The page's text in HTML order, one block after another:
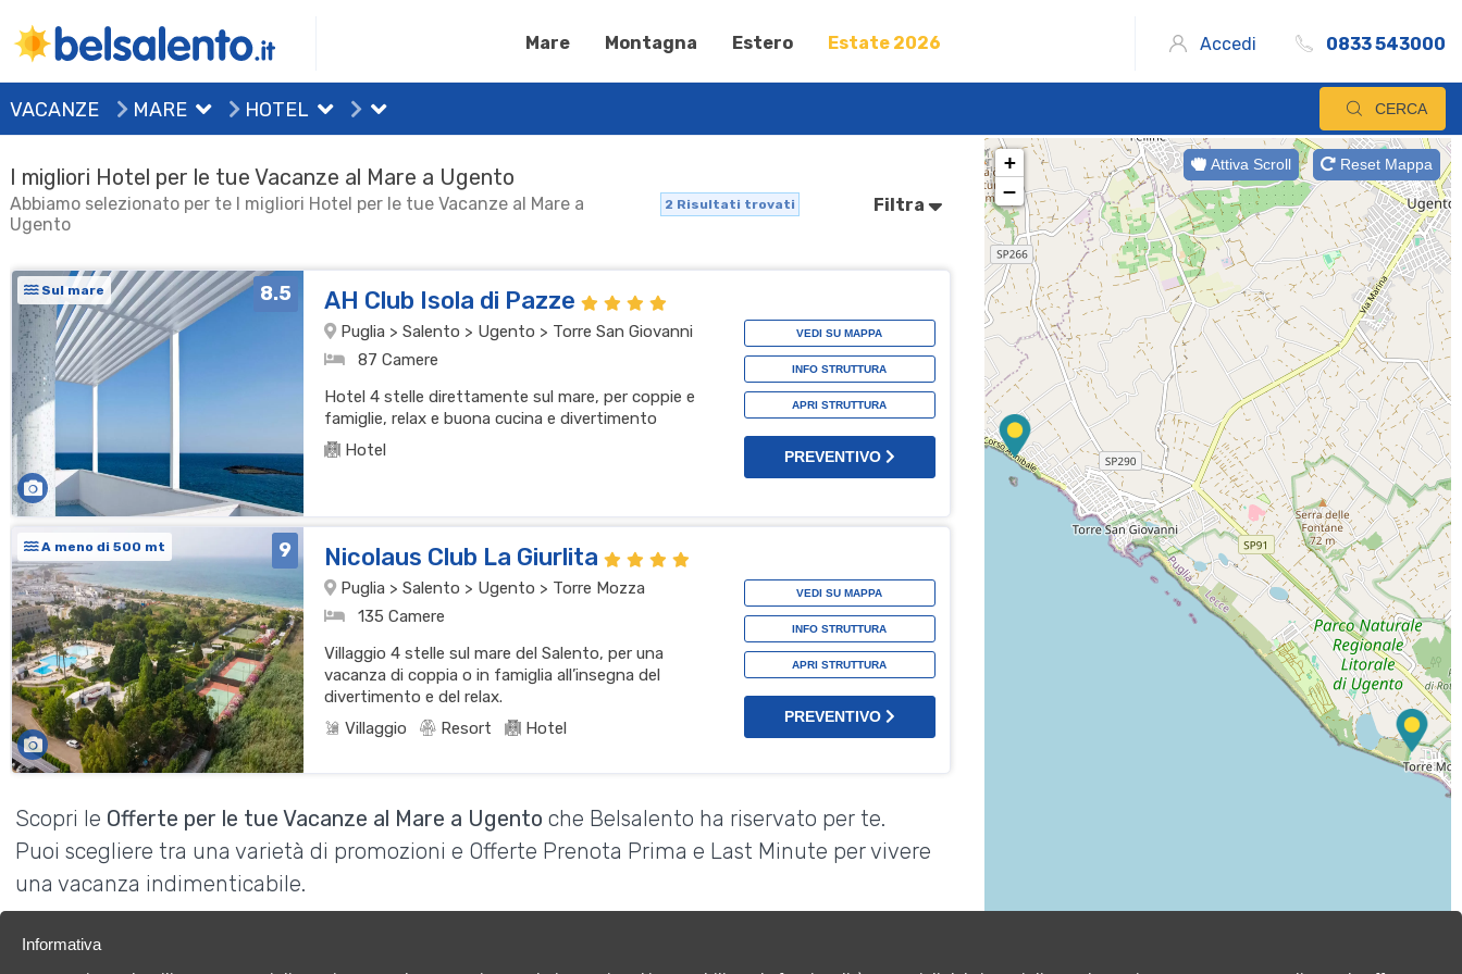
Mare Montagna Estero Estate 2026 Accedi 0833 543000
VACANZE MARE HOTEL CERCA
I migliori Hotel per le tue Vacanze al Mare a Ugento
Abbiamo selezionato per te I migliori Hotel per le tue Vacanze al Mare a
Ugento
2 Risultati trovati Filtra
Sul mare 8.5 AH Club Isola di Pazze
Puglia > Salento > Ugento > Torre San Giovanni
87 Camere
Hotel 4 stelle direttamente sul mare, per coppie e
famiglie, relax e buona cucina e divertimento
Hotel
VEDI SU MAPPA
INFO STRUTTURA
APRI STRUTTURA
PREVENTIVO
A meno di 500 mt 9 Nicolaus Club La Giurlita
Puglia > Salento > Ugento > Torre Mozza
135 Camere
Villaggio 4 stelle sul mare del Salento, per una
vacanza di coppia o in famiglia all’insegna del
divertimento e del relax.
Villaggio
Resort Hotel
VEDI SU MAPPA
INFO STRUTTURA
APRI STRUTTURA
PREVENTIVO
Scopri le Offerte per le tue Vacanze al Mare a Ugento che Belsalento ha riservato per te.
Puoi scegliere tra una varietà di promozioni e Offerte Prenota Prima e Last Minute per vivere
una vacanza indimenticabile.
Attiva Scroll Reset Mappa
+
−
Informativa